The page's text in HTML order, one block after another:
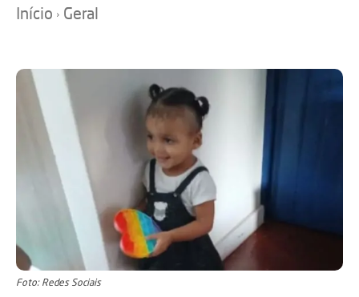
Início Geral
Foto: Redes Sociais